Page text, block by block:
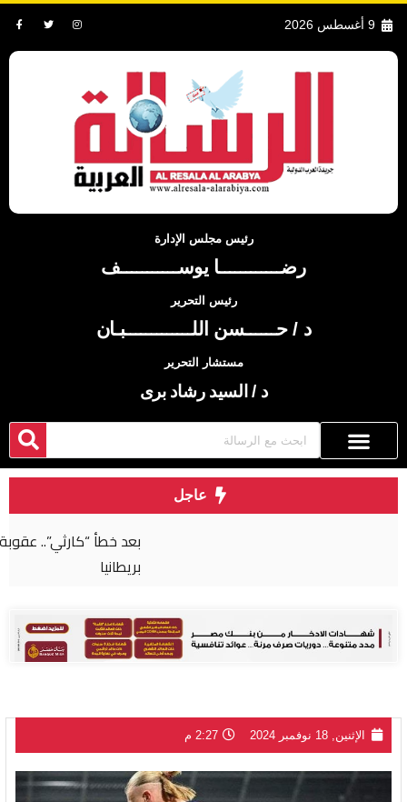
9 أغسطس 2026
رئيس مجلس الإدارة
رضــــــــــــا يوســـــــــــف
رئيس التحرير
د / حــــــسن اللـــــــــــــبـان
مستشار التحرير
د / السيد رشاد برى
عاجل
بعد خطأ “كارثي”.. عقوبة صارمة لجراح مصري في
الإثنين, 18 نوفمبر 2024 2:27 م